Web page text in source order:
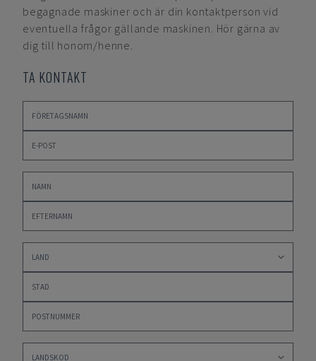
begagnade maskiner och är din kontaktperson vid
eventuella frågor gällande maskinen. Hör gärna av
dig till honom/henne.
TA KONTAKT